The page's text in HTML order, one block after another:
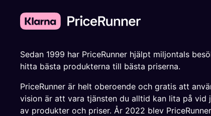
Sedan 1999 har PriceRunner hjälpt miljontals
hitta bästa produkterna till bästa priserna.
PriceRunner är helt oberoende och gratis att
vision är att vara tjänsten du alltid kan lita på vid
av produkter och priser. År 2022 blev